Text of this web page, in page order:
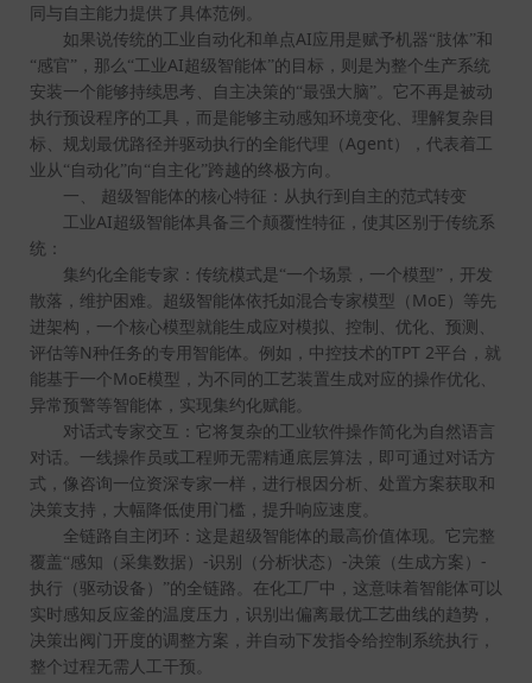
同与自主能力提供了具体范例。
如果说传统的工业自动化和单点AI应用是赋予机器“肢体”和
“感官”，那么“工业AI超级智能体”的目标，则是为整个生产系统
安装一个能够持续思考、自主决策的“最强大脑”。它不再是被动
执行预设程序的工具，而是能够主动感知环境变化、理解复杂目
标、规划最优路径并驱动执行的全能代理（ Agent ），代表着工
业从“自动化”向“自主化”跨越的终极方向。
一、
超级智能体的核心特征：从执行到自主的范式转变
工业AI超级智能体具备三个颠覆性特征，使其区别于传统系
统：
集约化全能专家：传统模式是“一个场景，一个模型”，开发
散落，维护困难。超级智能体依托如混合专家模型（ MoE ）等先
进架构，一个核心模型就能生成应对模拟、控制、优化、预测、
评估等N种任务的专用智能体。例如，中控技术的TPT 2平台，就
能基于一个MoE模型，为不同的工艺装置生成对应的操作优化、
异常预警等智能体，实现集约化赋能。
对话式专家交互：它将复杂的工业软件操作简化为自然语言
对话。一线操作员或工程师无需精通底层算法，即可通过对话方
式，像咨询一位资深专家一样，进行根因分析、处置方案获取和
决策支持，大幅降低使用门槛，提升响应速度。
全链路自主闭环：这是超级智能体的最高价值体现。它完整
覆盖“感知（采集数据） -识别（分析状态） -决策（生成方案） -
执行（驱动设备）”的全链路。在化工厂中，这意味着智能体可以
实时感知反应釜的温度压力，识别出偏离最优工艺曲线的趋势，
决策出阀门开度的调整方案，并自动下发指令给控制系统执行，
整个过程无需人工干预。